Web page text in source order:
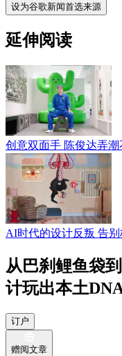
设为谷歌新闻首选来源
延伸阅读
创意双面手 陈俊达弄
AI时代的设计反叛 告
从巴刹鲤鱼袋
计玩出本土
订户
赠阅文章